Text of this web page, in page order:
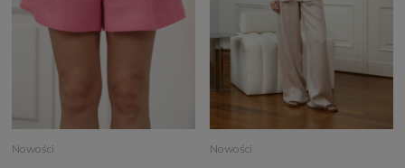
Nowości Nowości